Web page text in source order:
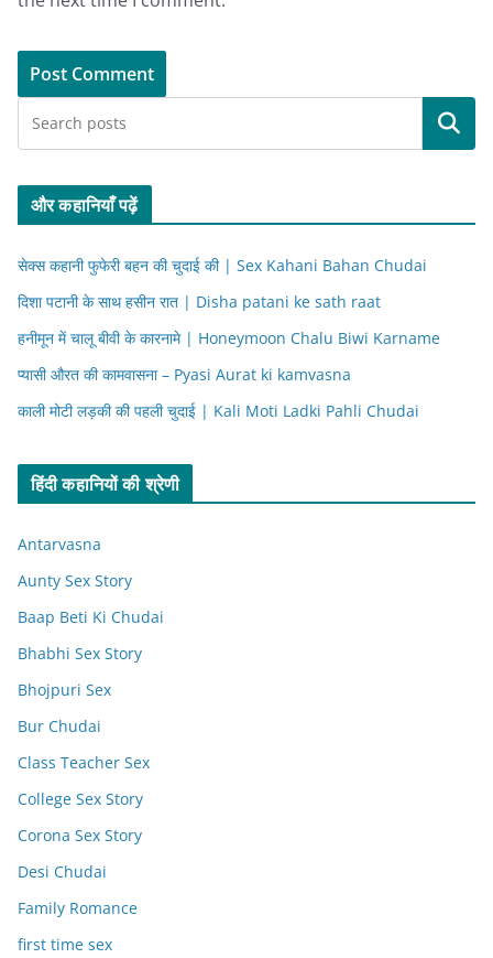
Search
और कहानियाँ पढ़ें
सेक्स कहानी फुफेरी बहन की चुदाई की | Sex Kahani Bahan Chudai
दिशा पटानी के साथ हसीन रात | Disha patani ke sath raat
हनीमून में चालू बीवी के कारनामे | Honeymoon Chalu Biwi Karname
प्यासी औरत की कामवासना – Pyasi Aurat ki kamvasna
काली मोटी लड़की की पहली चुदाई | Kali Moti Ladki Pahli Chudai
हिंदी कहानियों की श्रेणी
Antarvasna
Aunty Sex Story
Baap Beti Ki Chudai
Bhabhi Sex Story
Bhojpuri Sex
Bur Chudai
Class Teacher Sex
College Sex Story
Corona Sex Story
Desi Chudai
Family Romance
first time sex